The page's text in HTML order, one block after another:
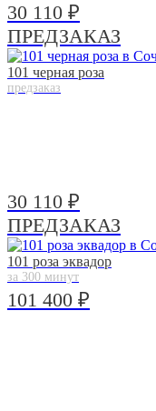
30 110 ₽
ПРЕДЗАКАЗ
101 черная роза
предзаказ
30 110 ₽
ПРЕДЗАКАЗ
101 роза эквадор
за 300 минут
101 400 ₽